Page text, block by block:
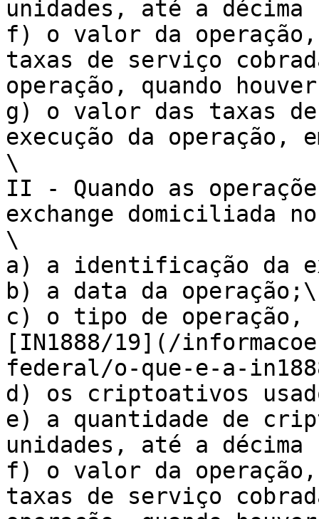
unidades, até a
f) o valor da
taxas de serviço
operação, quando
g) o valor das taxas
execução da operação,
\
II - Quando as
exchange domiciliada
\
a) a identificação da
b) a data da operação;\
c) o tipo de operação,
[IN1888/19](/
federal/o-que-e-a-
d) os criptoativos
e) a quantidade de
unidades, até a
f) o valor da
taxas de serviço